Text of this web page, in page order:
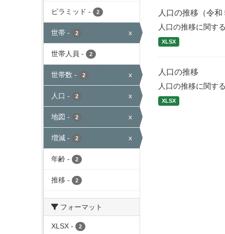
ピラミッド - 2
世帯 - 2 x
世帯人員 - 2
世帯数 - 2 x
人口 - 2 x
地図 - 2 x
増減 - 2 x
年齢 - 2
推移 - 2
フォーマット
XLSX - 2
人口の推移（令和
人口の推移に関す
XLSX
人口の推移
人口の推移に関す
XLSX